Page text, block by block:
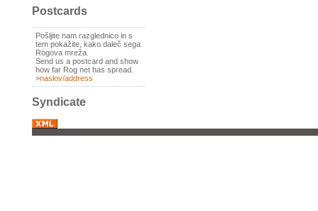
Postcards
Pošljite nam razglednico in s
tem pokažite, kako daleč sega
Rogova mreža.
Send us a postcard and show
how far Rog net has spread.
>naslov/address
Syndicate